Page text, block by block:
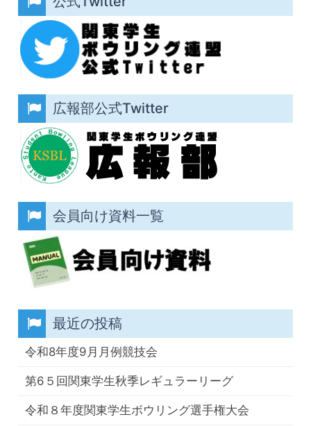
広報部公式Twitter
会員向け資料一覧
最近の投稿
令和8年度9月月例競技会
第6５回関東学生秋季レギュラーリーグ
令和８年度関東学生ボウリング選手権大会